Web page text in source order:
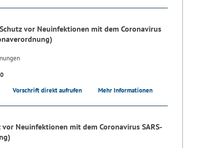
vor Neuinfektionen mit dem Coronavirus
Vorschrift direkt aufrufen Mehr Informationen
Neuinfektionen mit dem Coronavirus SARS-